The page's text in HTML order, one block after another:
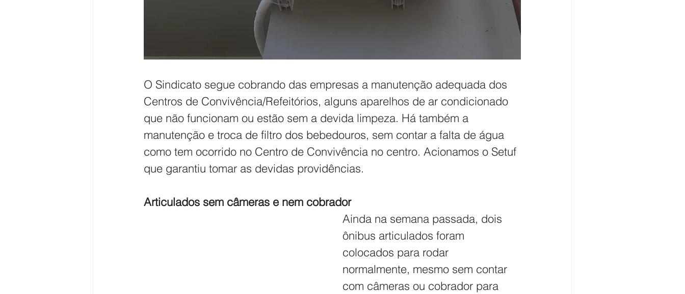
O Sindicato segue cobrando das empresas a manutenção adequada dos
Centros de Convivência/Refeitórios, alguns aparelhos de ar condicionado
que não funcionam ou estão sem a devida limpeza. Há também a
manutenção e troca de filtro dos bebedouros, sem contar a falta de água
como tem ocorrido no Centro de Convivência no centro. Acionamos o Setuf
que garantiu tomar as devidas providências.
Articulados sem câmeras e nem cobrador
Ainda na semana passada, dois
ônibus articulados foram
colocados para rodar
normalmente, mesmo sem contar
com câmeras ou cobrador para